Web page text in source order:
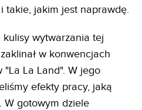
takie, jakim jest naprawdę.
wytwarzania tej
w konwencjach
La Land". W jego
efekty pracy, jaką
W gotowym dziele